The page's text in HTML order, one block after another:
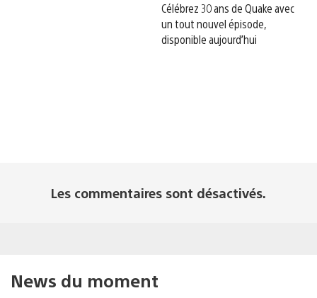
Célébrez 30 ans de Quake avec
un tout nouvel épisode,
disponible aujourd’hui
Les commentaires sont désactivés.
News du moment